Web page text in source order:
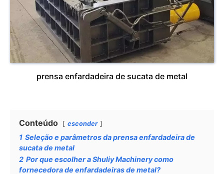
prensa enfardadeira de sucata de metal
Conteúdo esconder
1 Seleção e parâmetros da prensa enfardadeira de
sucata de metal
2 Por que escolher a Shuliy Machinery como
fornecedora de enfardadeiras de metal?